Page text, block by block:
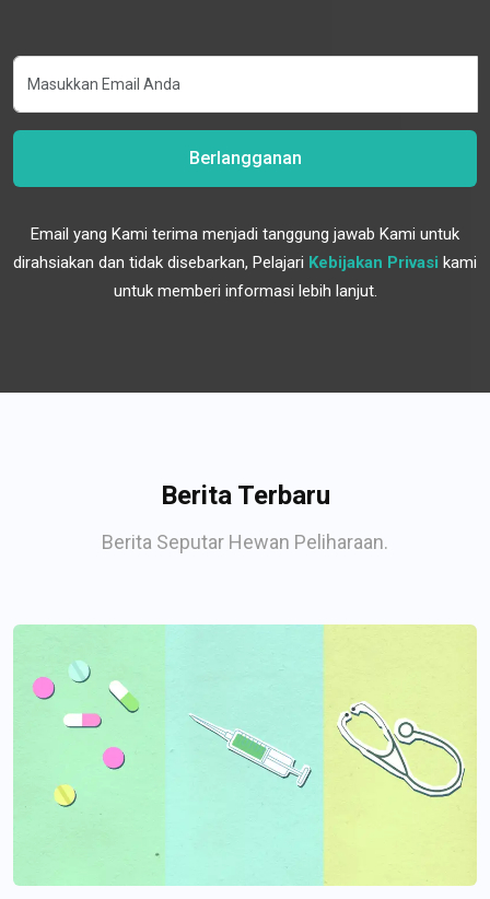
Berlangganan
Email yang Kami terima menjadi tanggung jawab Kami untuk
dirahsiakan dan tidak disebarkan, Pelajari Kebijakan Privasi kami
untuk memberi informasi lebih lanjut.
Berita Terbaru
Berita Seputar Hewan Peliharaan.